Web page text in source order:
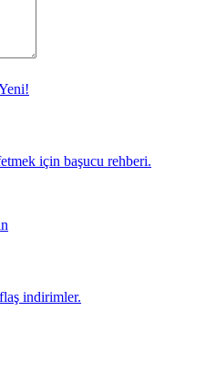
için başucu rehberi.
indirimler.